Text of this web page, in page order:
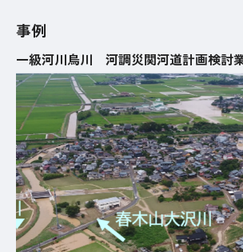
事例
一級河川烏川 河調災関河道計画検討